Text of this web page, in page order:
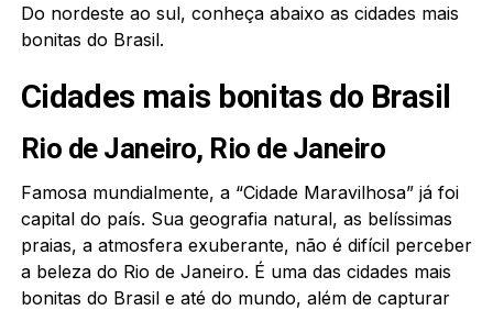
Do nordeste ao sul, conheça abaixo as cidades mais
bonitas do Brasil.
Cidades mais bonitas do Brasil
Rio de Janeiro, Rio de Janeiro
Famosa mundialmente, a “Cidade Maravilhosa” já foi
capital do país. Sua geografia natural, as belíssimas
praias, a atmosfera exuberante, não é difícil perceber
a beleza do Rio de Janeiro. É uma das cidades mais
bonitas do Brasil e até do mundo, além de capturar